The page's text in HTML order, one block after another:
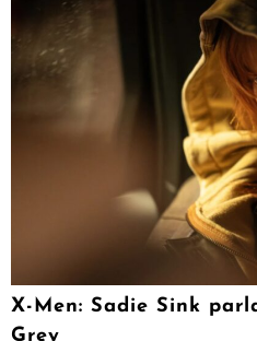
X-Men: Sadie Sink
Grey